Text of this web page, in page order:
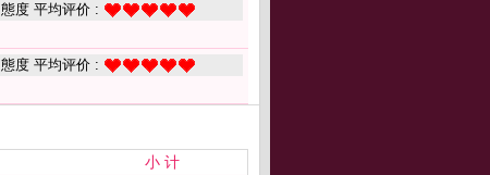
態度 平均评价 :
態度 平均评价 :
小 计